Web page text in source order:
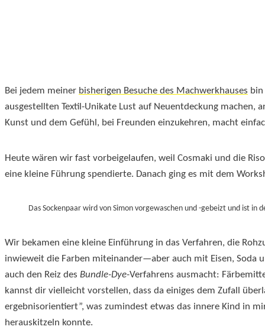
Bei jedem meiner bisherigen Besuche des Machwerkhauses
ausgestellten Textil-Unikate Lust auf Neuentdeckung machen,
Kunst und dem Gefühl, bei Freunden einzukehren, macht
Heute wären wir fast vorbeigelaufen, weil Cosmaki und die
eine kleine Führung spendierte. Danach ging es mit dem
Das Sockenpaar wird von Simon vorgewaschen und -gebeizt und ist in
Wir bekamen eine kleine Einführung in das Verfahren, die
inwieweit die Farben miteinander—aber auch mit Eisen, Soda
auch den Reiz des Bundle-Dye-Verfahrens ausmacht:
kannst dir vielleicht vorstellen, dass da einiges dem Zufall
ergebnisorientiert , was zumindest etwas das innere Kind in
herauskitzeln konnte.